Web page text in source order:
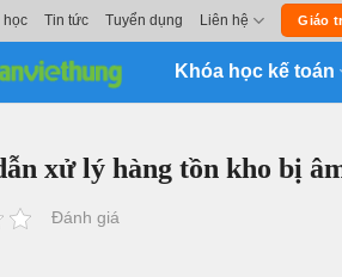
học Tin tức Tuyển dụng Liên hệ Giáo
Khóa học kế toán
xử lý hàng tồn kho bị
Đánh giá